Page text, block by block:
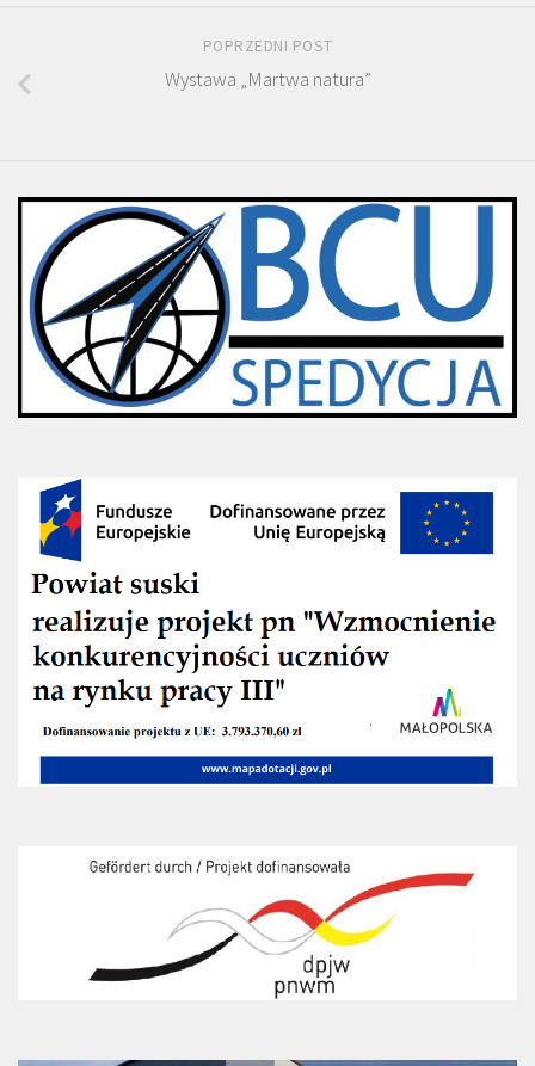
POPRZEDNI POST
Wystawa „Martwa natura”